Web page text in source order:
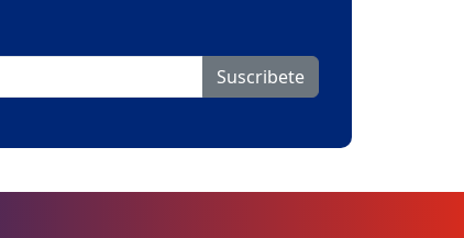
Suscribete